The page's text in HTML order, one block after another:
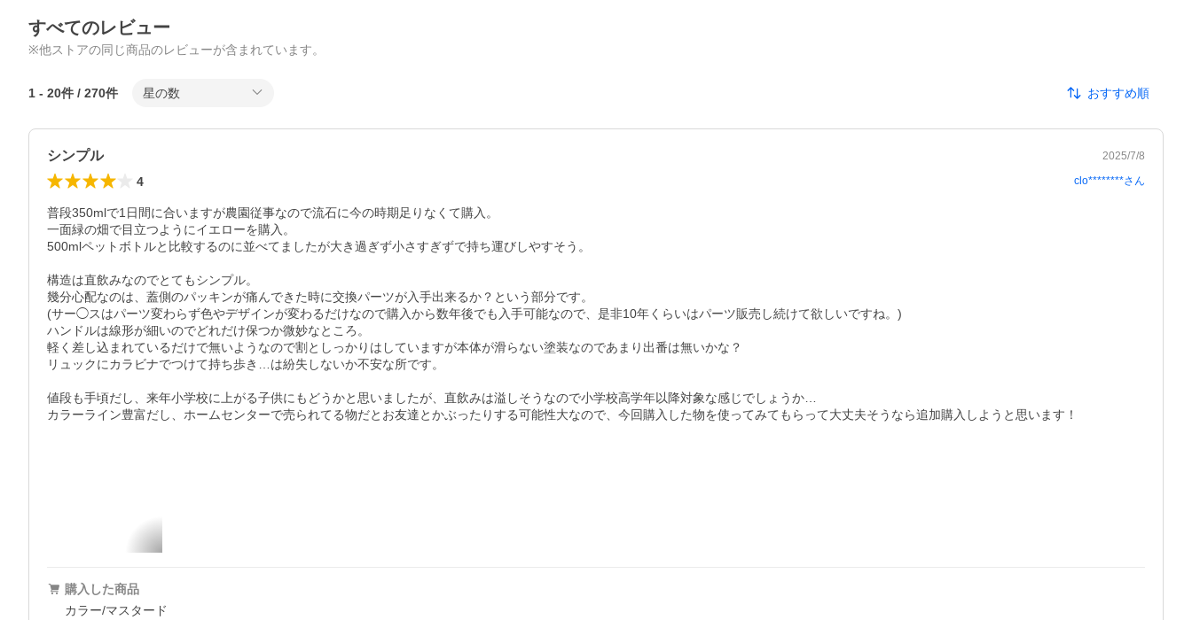
すべてのレビュー
※他ストアの同じ商品のレビューが含まれています。
1 - 20件 / 270件 星の数 おすすめ順
シンプル 2025/7/8
4 clo********さん
普段350mlで1日間に合いますが農園従事なので流石に今の時期足りなくて購入。
一面緑の畑で目立つようにイエローを購入。
500mlペットボトルと比較するのに並べてましたが大き過ぎず小さすぎずで持ち運びしやすそう。
構造は直飲みなのでとてもシンプル。
幾分心配なのは、蓋側のパッキンが痛んできた時に交換パーツが入手出来るか？という部分です。
(サー◯スはパーツ変わらず色やデザインが変わるだけなので購入から数年後でも入手可能なので、是非10年くらいはパーツ販売し続けて欲しいですね。)
ハンドルは線形が細いのでどれだけ保つか微妙なところ。
軽く差し込まれているだけで無いようなので割としっかりはしていますが本体が滑らない塗装なのであまり出番は無いかな？
リュックにカラビナでつけて持ち歩き…は紛失しないか不安な所です。
値段も手頃だし、来年小学校に上がる子供にもどうかと思いましたが、直飲みは溢しそうなので小学校高学年以降対象な感じでしょうか…
カラーライン豊富だし、ホームセンターで売られてる物だとお友達とかぶったりする可能性大なので、今回購入した物を使ってみてもらって大丈夫そうなら追加購入しようと思います！
購入した商品
カラー/マスタード